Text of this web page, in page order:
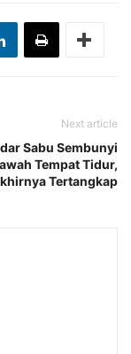
Next article
Sabu Sembunyi
Tempat Tidur,
Tertangkap